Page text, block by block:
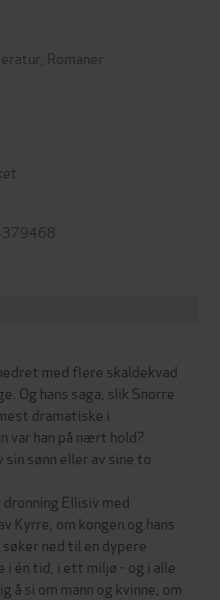
Romaner
med flere skaldekvad
Og hans saga, slik Snorre
dramatiske i
var han på nært hold?
sønn eller av sine to
Ellisiv med
Kyrre, om kongen og hans
ned til en dypere
i én tid, i ett miljø - og i alle
å si om mann og kvinne, om